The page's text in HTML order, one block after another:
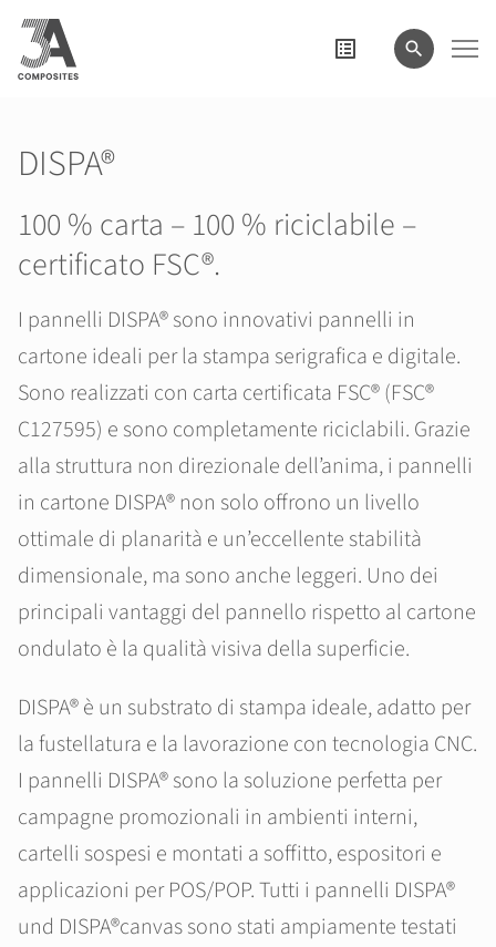
il
termine
di
DISPA®
100 % carta – 100 % riciclabile –
certificato FSC®.
I pannelli DISPA® sono innovativi pannelli in
cartone ideali per la stampa serigrafica e digitale.
Sono realizzati con carta certificata FSC® (FSC®
C127595) e sono completamente riciclabili. Grazie
alla struttura non direzionale dell’anima, i pannelli
in cartone DISPA® non solo offrono un livello
ottimale di planarità e un’eccellente stabilità
dimensionale, ma sono anche leggeri. Uno dei
principali vantaggi del pannello rispetto al cartone
ondulato è la qualità visiva della superficie.
DISPA® è un substrato di stampa ideale, adatto per
la fustellatura e la lavorazione con tecnologia CNC.
I pannelli DISPA® sono la soluzione perfetta per
campagne promozionali in ambienti interni,
cartelli sospesi e montati a soffitto, espositori e
applicazioni per POS/POP. Tutti i pannelli DISPA®
und DISPA®canvas sono stati ampiamente testati